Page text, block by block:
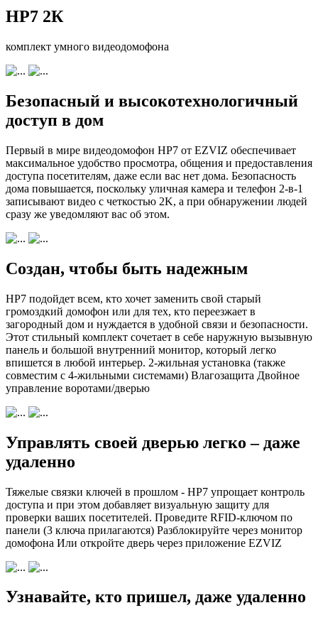
HP7 2К
комплект умного видеодомофона
Безопасный и высокотехнологичный
доступ в дом
Первый в мире видеодомофон HP7 от EZVIZ обеспечивает
максимальное удобство просмотра, общения и предоставления
доступа посетителям, даже если вас нет дома. Безопасность
дома повышается, поскольку уличная камера и телефон 2-в-1
записывают видео с четкостью 2K, а при обнаружении людей
сразу же уведомляют вас об этом.
Создан, чтобы быть надежным
HP7 подойдет всем, кто хочет заменить свой старый
громоздкий домофон или для тех, кто переезжает в
загородный дом и нуждается в удобной связи и безопасности.
Этот стильный комплект сочетает в себе наружную вызывную
панель и большой внутренний монитор, который легко
впишется в любой интерьер. 2-жильная установка (также
совместим с 4-жильными системами) Влагозащита Двойное
управление воротами/дверью
Управлять своей дверью легко – даже
удаленно
Тяжелые связки ключей в прошлом - HP7 упрощает контроль
доступа и при этом добавляет визуальную защиту для
проверки ваших посетителей. Проведите RFID-ключом по
панели (3 ключа прилагаются) Разблокируйте через монитор
домофона Или откройте дверь через приложение EZVIZ
Узнавайте, кто пришел, даже удаленно